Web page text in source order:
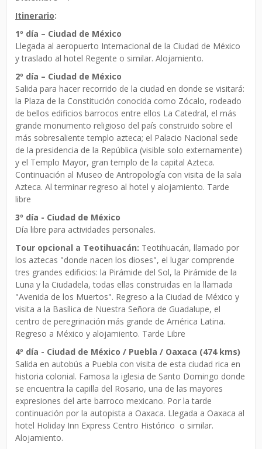
Itinerario:
1º día – Ciudad de México
Llegada al aeropuerto Internacional de la Ciudad de México
y traslado al hotel Regente o similar. Alojamiento.
2º día – Ciudad de México
Salida para hacer recorrido de la ciudad en donde se visitará:
la Plaza de la Constitución conocida como Zócalo, rodeado
de bellos edificios barrocos entre ellos La Catedral, el más
grande monumento religioso del país construido sobre el
más sobresaliente templo azteca; el Palacio Nacional sede
de la presidencia de la República (visible solo externamente)
y el Templo Mayor, gran templo de la capital Azteca.
Continuación al Museo de Antropología con visita de la sala
Azteca. Al terminar regreso al hotel y alojamiento. Tarde
libre
3º día - Ciudad de México
Día libre para actividades personales.
Tour opcional a Teotihuacán: Teotihuacán, llamado por
los aztecas "donde nacen los dioses", el lugar comprende
tres grandes edificios: la Pirámide del Sol, la Pirámide de la
Luna y la Ciudadela, todas ellas construidas en la llamada
"Avenida de los Muertos". Regreso a la Ciudad de México y
visita a la Basílica de Nuestra Señora de Guadalupe, el
centro de peregrinación más grande de América Latina.
Regreso a México y alojamiento. Tarde Libre
4º día - Ciudad de México / Puebla / Oaxaca (474 kms)
Salida en autobús a Puebla con visita de esta ciudad rica en
historia colonial. Famosa la iglesia de Santo Domingo donde
se encuentra la capilla del Rosario, una de las mayores
expresiones del arte barroco mexicano. Por la tarde
continuación por la autopista a Oaxaca. Llegada a Oaxaca al
hotel Holiday Inn Express Centro Histórico o similar.
Alojamiento.